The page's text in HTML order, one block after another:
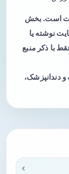
است. بخش
نوشته یا
با ذکر منبع
دندانپزشک،